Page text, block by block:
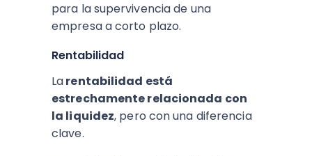
para la supervivencia de una
empresa a corto plazo.
Rentabilidad
Larentabilidad está
estrechamente relacionada con
la liquidez, pero con una diferencia
clave.